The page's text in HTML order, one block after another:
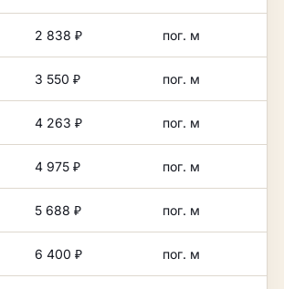
2 838 ₽ пог. м
3 550 ₽ пог. м
4 263 ₽ пог. м
4 975 ₽ пог. м
5 688 ₽ пог. м
6 400 ₽ пог. м